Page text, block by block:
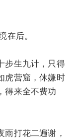
在后。
步生九计，只得
虎营窟，休嫌时
得来全不费功
打花二遍谢，